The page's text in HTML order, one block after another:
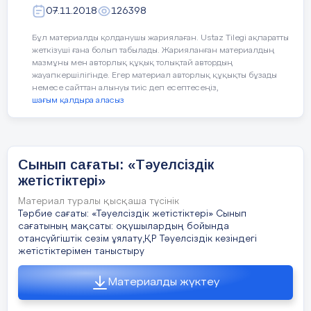
келеді.
Мотивацияның төмендеуі
Сабақтан көп қалатын оқушылардың
мотивациясы төмендейді. Олар оқу
процесінен алыстап, білім алуға деген
қызығушылығын жоғалтуы мүмкін.
Отбасындағы әлеуметтік немесе
жанжал туралы сынып жетекшісіне
жағдай оқушының психологиялық,
эмоционалдық және академиялық
жағдайына теріс әсер етуі мүмкін.
Отбасындағы жанжал балалардың
керектігі айтылды.
Екінші мәселе бойынша сыныптағы
белсенді оқушы Қалбаева Асел сөз алды.
Ол өз сөзінде оқушылардың тәртібі
жақсы екенін дегенмен кейбір
оқушылардың тәртібі нашарлап, сабаққа
дайындалмай келетінін айтты. Осы мәселе
оқушыларының тазалығы жақсы екенін
айтты.
Үшінші мәселе бойынша сынып
жетекші оқушыларға мектептегі қоғамдық
жұмыстарға белсене қатысуға шақырды.
Сыныптағы оқушылардың мектепте өз-
өзін ұстауы, мұғалімдерді сыйлауы
керектігі айтылды. Басқа сынып
оқушыларыменде тату болуы, олармен
07.11.2018 126398
Бұл материалды қолданушы жариялаған. Ustaz Tilegi ақпаратты
жеткізуші ғана болып табылады. Жарияланған материалдың
мазмұны мен авторлық құқық толықтай автордың
жауапкершілігінде. Егер материал авторлық құқықты бұзады
немесе сайттан алынуы тиіс деп есептесеңіз,
шағым қалдыра аласыз
Сынып сағаты: «Тәуелсіздік
жетістіктері»
Материал туралы қысқаша түсінік
Тәрбие сағаты: «Тәуелсіздік жетістіктері» Сынып
сағатының мақсаты: оқушылардың бойында
отансүйгіштік сезім ұялату,ҚР Тәуелсіздік кезіндегі
жетістіктерімен таныстыру
Материалды жүктеу